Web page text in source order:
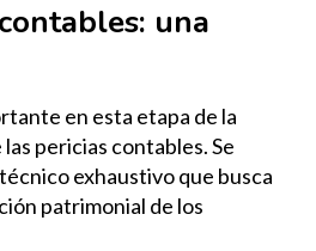
una
en esta etapa de la
pericias contables. Se
exhaustivo que busca
patrimonial de los